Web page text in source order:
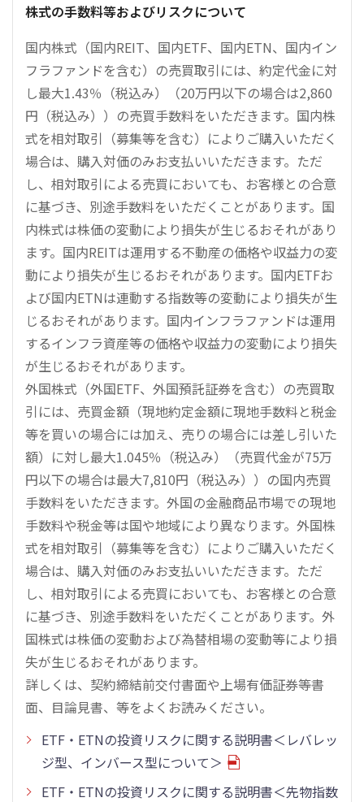
株式の手数料等およびリスクについて
国内株式（国内REIT、国内ETF、国内ETN、国内イン
フラファンドを含む）の売買取引には、約定代金に対
し最大1.43％（税込み）（20万円以下の場合は2,860
円（税込み））の売買手数料をいただきます。国内株
式を相対取引（募集等を含む）によりご購入いただく
場合は、購入対価のみお支払いいただきます。ただ
し、相対取引による売買においても、お客様との合意
に基づき、別途手数料をいただくことがあります。国
内株式は株価の変動により損失が生じるおそれがあり
ます。国内REITは運用する不動産の価格や収益力の変
動により損失が生じるおそれがあります。国内ETFお
よび国内ETNは連動する指数等の変動により損失が生
じるおそれがあります。国内インフラファンドは運用
するインフラ資産等の価格や収益力の変動により損失
が生じるおそれがあります。
外国株式（外国ETF、外国預託証券を含む）の売買取
引には、売買金額（現地約定金額に現地手数料と税金
等を買いの場合には加え、売りの場合には差し引いた
額）に対し最大1.045％（税込み）（売買代金が75万
円以下の場合は最大7,810円（税込み））の国内売買
手数料をいただきます。外国の金融商品市場での現地
手数料や税金等は国や地域により異なります。外国株
式を相対取引（募集等を含む）によりご購入いただく
場合は、購入対価のみお支払いいただきます。ただ
し、相対取引による売買においても、お客様との合意
に基づき、別途手数料をいただくことがあります。外
国株式は株価の変動および為替相場の変動等により損
失が生じるおそれがあります。
詳しくは、契約締結前交付書面や上場有価証券等書
面、目論見書、等をよくお読みください。
ETF・ETNの投資リスクに関する説明書＜レバレッ
ジ型、インバース型について＞
ETF・ETNの投資リスクに関する説明書＜先物指数